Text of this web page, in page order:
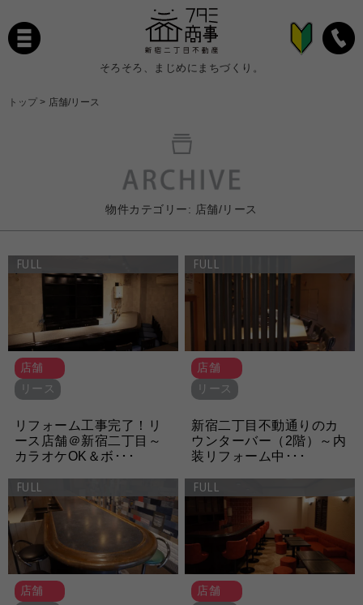
そろそろ、まじめにまちづくり。
トップ > 店舗/リース
物件カテゴリー: 店舗/リース
FULL
店舗
リース
リフォーム工事完了！リ
ース店舗＠新宿二丁目～
カラオケOK＆ボ･･･
FULL
店舗
リース
新宿二丁目不動通りのカ
ウンターバー（2階）～内
装リフォーム中･･･
FULL
店舗
FULL
店舗